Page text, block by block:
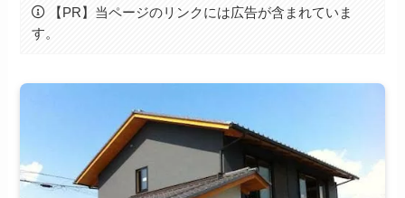
【PR】当ページのリンクには広告が含まれていま
す。